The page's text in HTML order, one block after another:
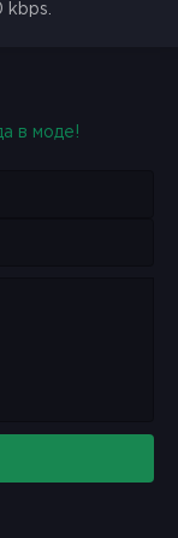
kbps.
в моде!